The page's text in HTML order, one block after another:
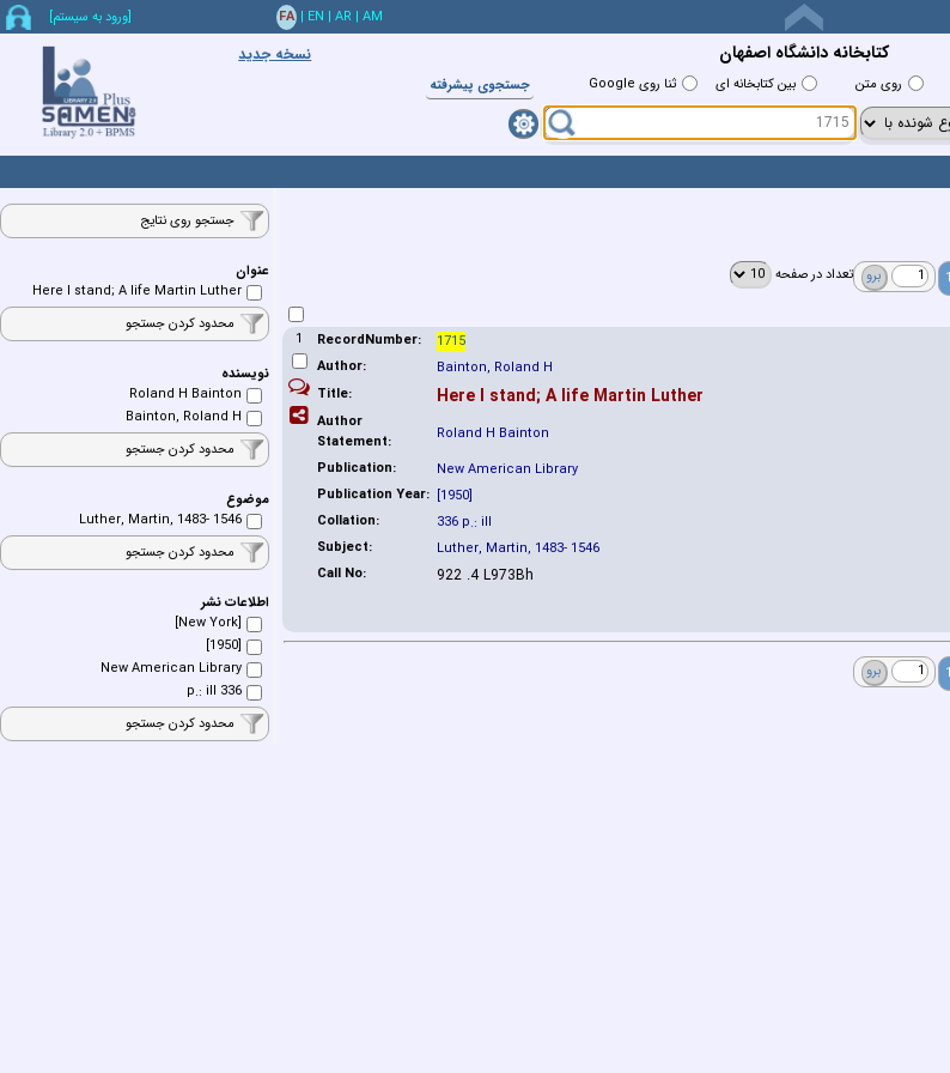
FA | EN | AR | AM [ورود به سيستم]
کتابخانه دانشگاه اصفهان نسخه جدید
روي متن بين كتابخانه اي ثنا روی Google جستجوي پيشرفته